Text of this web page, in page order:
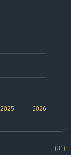
2026
2025
(31)